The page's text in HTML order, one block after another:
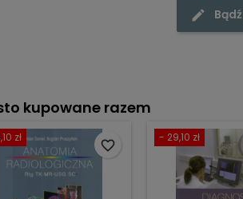
kupowane razem
zł
favorite_border
- 29,10 zł